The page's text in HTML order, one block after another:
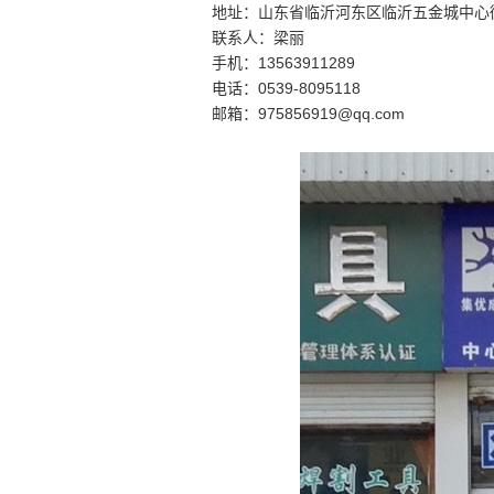
地址：山东省临沂河东区临沂五金城中心
联系人：梁丽
手机：13563911289
电话：0539-8095118
邮箱：975856919@qq.com